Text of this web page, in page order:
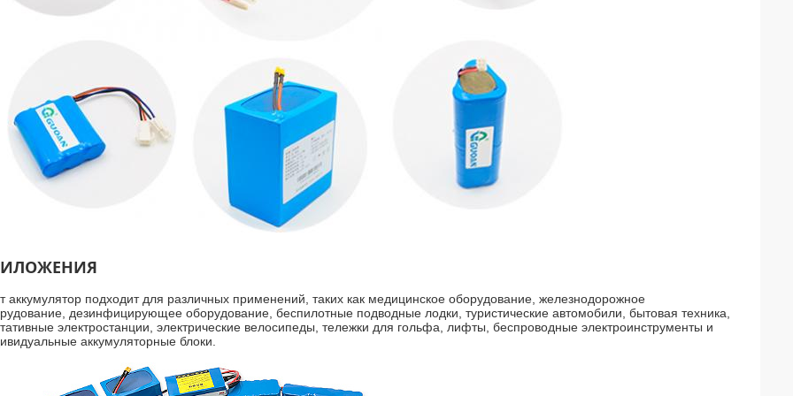
аккумулятор подходит для различных применений, таких как медицинское оборудование, железнодорожное
дезинфицирующее оборудование, беспилотные подводные лодки, туристические автомобили, бытовая техника,
электростанции, электрические велосипеды, тележки для гольфа, лифты, беспроводные электроинструменты и
аккумуляторные блоки.